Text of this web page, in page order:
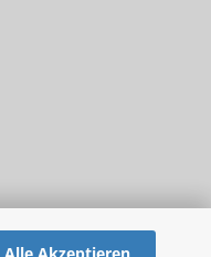
Alle Akzeptieren